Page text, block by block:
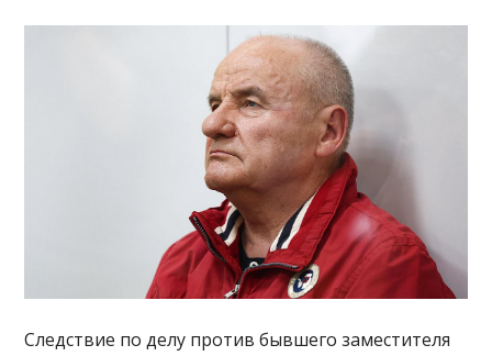
Следствие по делу против бывшего заместителя